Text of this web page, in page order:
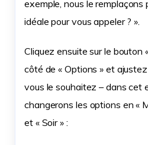
exemple, nous le remplaçons
idéale pour vous appeler ? ».
Cliquez ensuite sur le bouton
côté de « Options » et
vous le souhaitez – dans cet
changerons les options en «
et « Soir » :